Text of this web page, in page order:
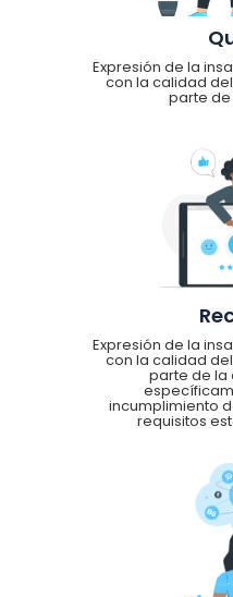
Expresión de la
con la calidad
parte
Expresión de la
con la calidad
parte de la
incumplimiento
requisitos